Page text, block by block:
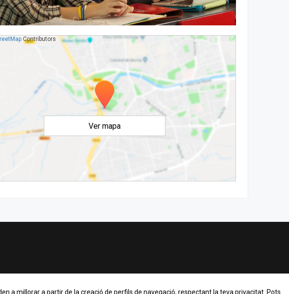
a millorar a partir de la creació de perfils de navegació, respectant la teva privacitat. Pots
Ver mapa
Contributors